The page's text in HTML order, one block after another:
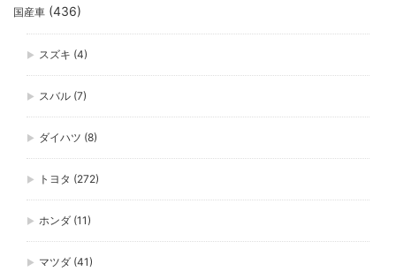
国産車 (436)
スズキ (4)
スバル (7)
ダイハツ (8)
トヨタ (272)
ホンダ (11)
マツダ (41)